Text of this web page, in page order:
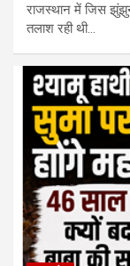
राजस्थान में जिस
तलाश रही थी…